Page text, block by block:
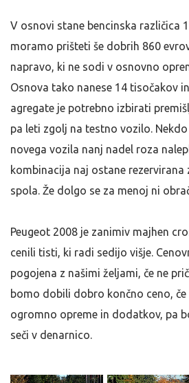
V osnovi stane bencinska različica
moramo prišteti še dobrih 860
napravo, ki ne sodi v osnovno
Osnova tako nanese 14 tisočakov
agregate je potrebno izbirati
pa leti zgolj na testno vozilo.
novega vozila nanj nadel roza
kombinacija naj ostane rezervirana
spola. Že dolgo se za menoj ni
Peugeot 2008 je zanimiv majhen
cenili tisti, ki radi sedijo višje.
pogojena z našimi željami, če ne
bomo dobili dobro končno ceno, če
ogromno opreme in dodatkov, pa
seči v denarnico.